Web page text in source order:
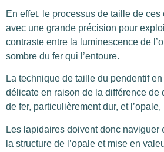
En effet, le processus de taille de
avec une grande précision pour
contraste entre la luminescence de
sombre du fer qui l’entoure.
La technique de taille du pendentif
délicate en raison de la différence de
de fer, particulièrement dur, et
Les lapidaires doivent donc naviguer
la structure de l’opale et mise en